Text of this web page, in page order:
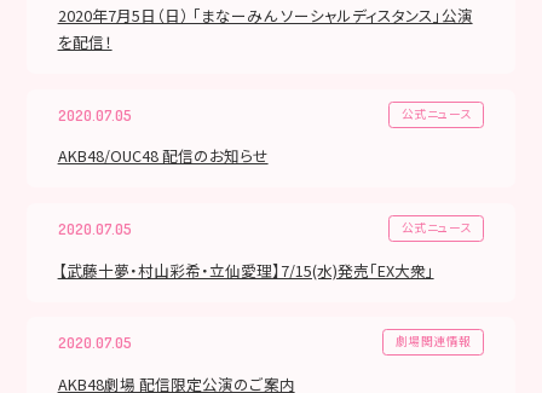
2020年7月5日（日） 「まなーみん ソーシャルディスタンス」公演
を配信！
2020.07.05 公式ニュース
AKB48/OUC48 配信のお知らせ
2020.07.05 公式ニュース
【武藤十夢・村山彩希・立仙愛理】7/15(水)発売「EX大衆」
2020.07.05 劇場関連情報
AKB48劇場 配信限定公演のご案内